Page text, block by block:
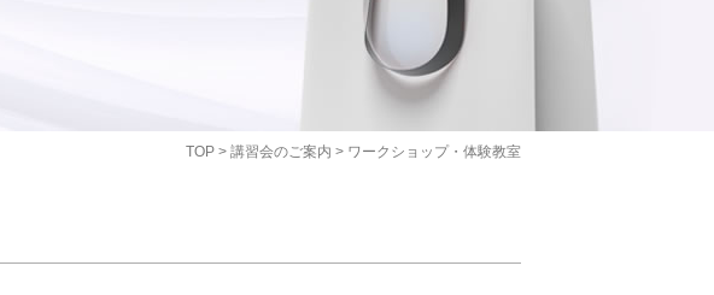
TOP > 講習会のご案内 > ワークショップ・体験教室